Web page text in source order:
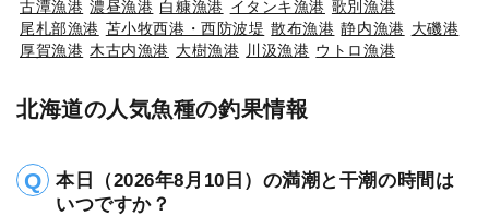
古潭漁港 濃昼漁港 白糠漁港 イタンキ漁港 歌別漁港
尾札部漁港 苫小牧西港・西防波堤 散布漁港 静内漁港 大磯港
厚賀漁港 木古内漁港 大樹漁港 川汲漁港 ウトロ漁港
北海道の人気魚種の釣果情報
本日（2026年8月10日）の満潮と干潮の時間は
いつですか？